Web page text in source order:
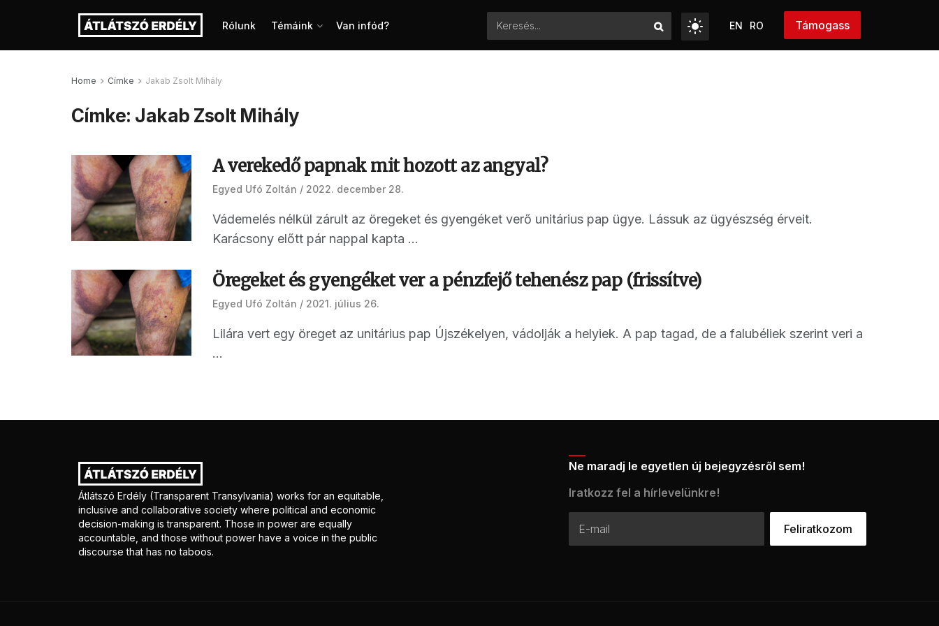
Rólunk Témáink Van infód? EN RO Támogass
Home Címke Jakab Zsolt Mihály
Címke: Jakab Zsolt Mihály
A verekedő papnak mit hozott az angyal?
Egyed Ufó Zoltán 2022. december 28.
Vádemelés nélkül zárult az öregeket és gyengéket verő unitárius pap ügye. Lássuk az ügyészség érveit.
Karácsony előtt pár nappal kapta ...
Öregeket és gyengéket ver a pénzfejő tehenész pap (frissítve)
Egyed Ufó Zoltán 2021. július 26.
Lilára vert egy öreget az unitárius pap Újszékelyen, vádolják a helyiek. A pap tagad, de a falubéliek szerint veri a
...
Átlátszó Erdély (Transparent Transylvania) works for an equitable,
inclusive and collaborative society where political and economic
decision-making is transparent. Those in power are equally
accountable, and those without power have a voice in the public
discourse that has no taboos.
Ne maradj le egyetlen új bejegyzésről sem!
Iratkozz fel a hírlevelünkre!